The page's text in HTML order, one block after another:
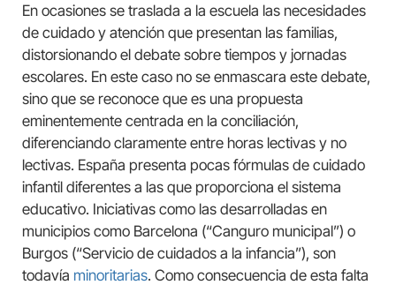
En ocasiones se traslada a la escuela las necesidades
de cuidado y atención que presentan las familias,
distorsionando el debate sobre tiempos y jornadas
escolares. En este caso no se enmascara este debate,
sino que se reconoce que es una propuesta
eminentemente centrada en la conciliación,
diferenciando claramente entre horas lectivas y no
lectivas. España presenta pocas fórmulas de cuidado
infantil diferentes a las que proporciona el sistema
educativo. Iniciativas como las desarrolladas en
municipios como Barcelona (“Canguro municipal”) o
Burgos (“Servicio de cuidados a la infancia”), son
todavía minoritarias. Como consecuencia de esta falta